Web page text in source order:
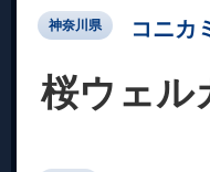
神奈川県 コニカ
桜ウェル